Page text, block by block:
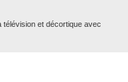
télévision et décortique avec